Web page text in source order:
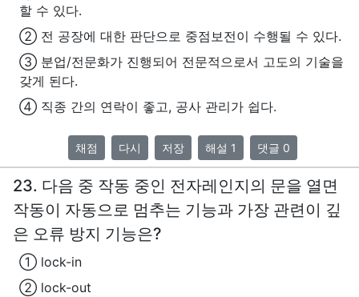
할 수 있다.
② 전 공장에 대한 판단으로 중점보전이 수행될 수 있다.
③ 분업/전문화가 진행되어 전문적으로서 고도의 기술을
갖게 된다.
④ 직종 간의 연락이 좋고, 공사 관리가 쉽다.
채점 다시 저장 해설 1 댓글 0
23. 다음 중 작동 중인 전자레인지의 문을 열면
작동이 자동으로 멈추는 기능과 가장 관련이 깊
은 오류 방지 기능은?
① lock-in
② lock-out